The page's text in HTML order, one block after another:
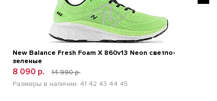
New Balance Fresh Foam X 860v13 Neon светло-
зеленые
8 090 р.
14 990 р.
Размеры в наличии: 41 42 43 44 45